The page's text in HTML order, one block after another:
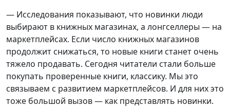
— Исследования показывают, что новинки люди
выбирают в книжных магазинах, а лонгселлеры — на
маркетплейсах. Если число книжных магазинов
продолжит снижаться, то новые книги станет очень
тяжело продавать. Сегодня читатели стали больше
покупать проверенные книги, классику. Мы это
связываем с развитием маркетплейсов. И для них это
тоже большой вызов — как представлять новинки.